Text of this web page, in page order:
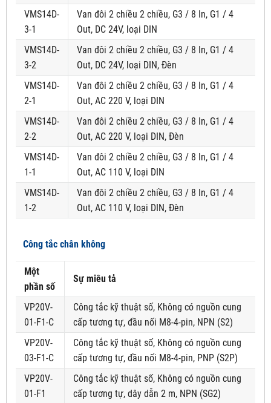
VMS14D-
3-1
Van đôi 2 chiều 2 chiều, G3 / 8 In, G1 / 4
Out, DC 24V, loại DIN
VMS14D-
3-2
Van đôi 2 chiều 2 chiều, G3 / 8 In, G1 / 4
Out, DC 24V, loại DIN, Đèn
VMS14D-
2-1
Van đôi 2 chiều 2 chiều, G3 / 8 In, G1 / 4
Out, AC 220 V, loại DIN
VMS14D-
2-2
Van đôi 2 chiều 2 chiều, G3 / 8 In, G1 / 4
Out, AC 220 V, loại DIN, Đèn
VMS14D-
1-1
Van đôi 2 chiều 2 chiều, G3 / 8 In, G1 / 4
Out, AC 110 V, loại DIN
VMS14D-
1-2
Van đôi 2 chiều 2 chiều, G3 / 8 In, G1 / 4
Out, AC 110 V, loại DIN, Đèn
Công tắc chân không
Một
phần số
Sự miêu tả
VP20V-
01-F1-C
Công tắc kỹ thuật số, Không có nguồn cung
cấp tương tự, đầu nối M8-4-pin, NPN (S2)
VP20V-
03-F1-C
Công tắc kỹ thuật số, Không có nguồn cung
cấp tương tự, đầu nối M8-4-pin, PNP (S2P)
VP20V-
01-F1
Công tắc kỹ thuật số, Không có nguồn cung
cấp tương tự, dây dẫn 2 m, NPN (SG2)